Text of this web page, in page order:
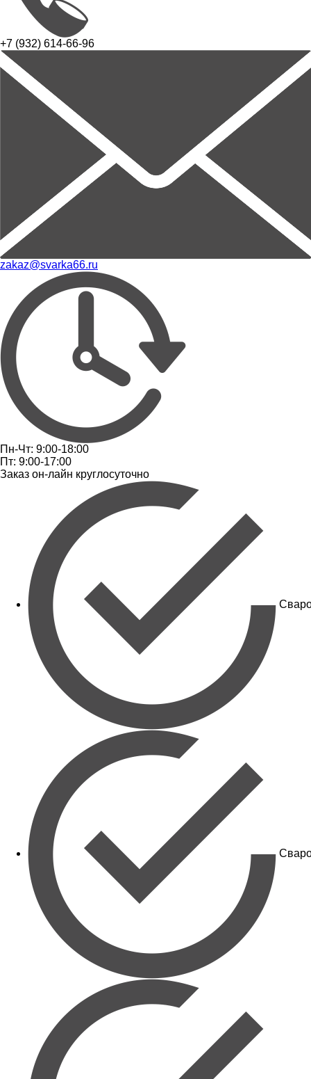
+7 (932) 614-66-96
zakaz@svarka66.ru
Пн-Чт: 9:00-18:00
Пт: 9:00-17:00
Заказ он-лайн круглосуточно